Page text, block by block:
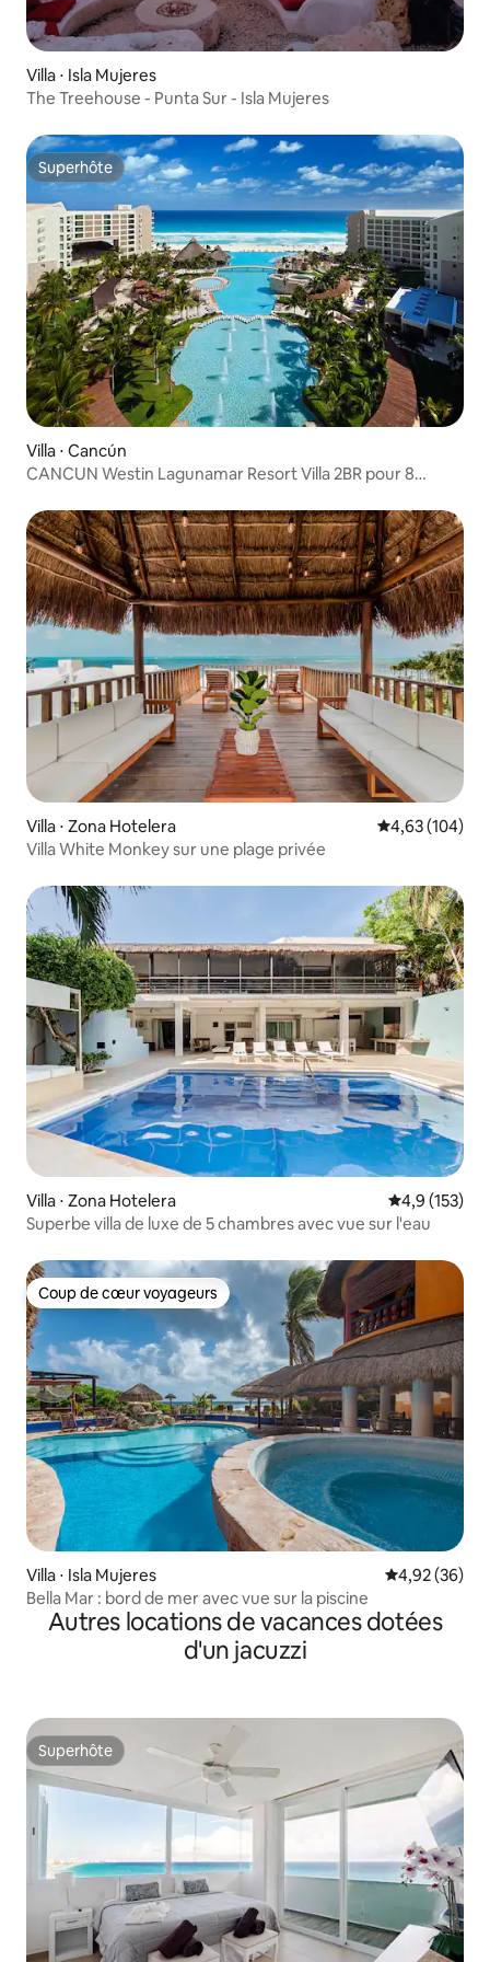
Villa ⋅ Isla Mujeres
The Treehouse - Punta Sur - Isla Mujeres
Superhôte
Superhôte
Villa ⋅ Cancún
CANCUN Westin Lagunamar Resort Villa 2BR pour 8
Villa ⋅ Zona Hotelera Évaluation
4,63 (104)
Villa White Monkey sur une plage privée
Villa ⋅ Zona Hotelera Évaluation
4,9 (153)
Superbe villa de luxe de 5 chambres avec vue sur l'eau
Coup de cœur voyageurs
Coup de cœur voyageurs
Villa ⋅ Isla Mujeres Évaluation
4,92 (36)
Bella Mar : bord de mer avec vue sur la piscine
Autres locations de vacances dotées
d'un jacuzzi
Superhôte
Superhôte